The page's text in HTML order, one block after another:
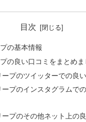
目次
の基本情報
の良い口コミをまとめま
ープのツイッターでの良
ープのインスタグラムで
ープのその他ネット上の